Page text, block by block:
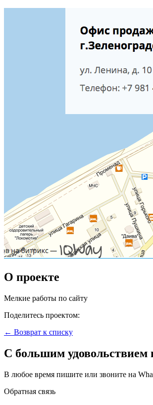
О проекте
Мелкие работы по сайту
Поделитесь проектом:
← Возврат к списку
С большим удовольствием
В любое время пишите или звоните на
Обратная связь